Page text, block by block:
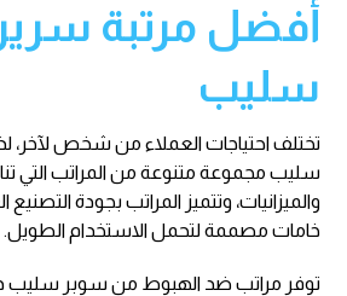
أفضل مرتبة
سليب
تختلف احتياجات العملاء من شخص لآخر،
سليب مجموعة متنوعة من المراتب التي
والميزانيات، وتتميز المراتب بجودة التصنيع
خامات مصممة لتحمل الاستخدام الطويل.
توفر مراتب ضد الهبوط من سوبر سليب